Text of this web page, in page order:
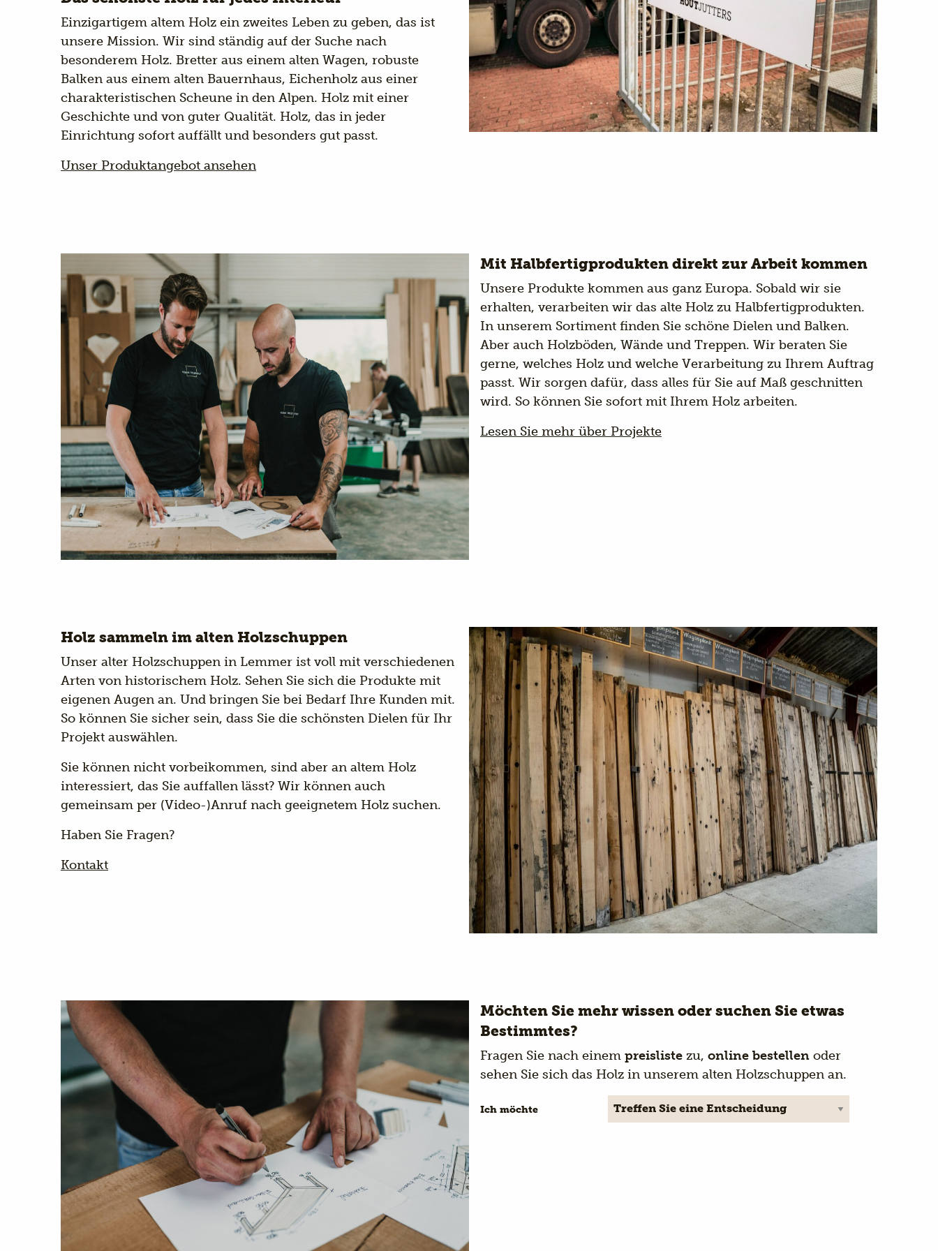
Einzigartigem altem Holz ein zweites Leben zu geben, das ist
unsere Mission. Wir sind ständig auf der Suche nach
besonderem Holz. Bretter aus einem alten Wagen, robuste
Balken aus einem alten Bauernhaus, Eichenholz aus einer
charakteristischen Scheune in den Alpen. Holz mit einer
Geschichte und von guter Qualität. Holz, das in jeder
Einrichtung sofort auffällt und besonders gut passt.
Unser Produktangebot ansehen
Mit Halbfertigprodukten direkt zur Arbeit kommen
Unsere Produkte kommen aus ganz Europa. Sobald wir sie
erhalten, verarbeiten wir das alte Holz zu Halbfertigprodukten.
In unserem Sortiment finden Sie schöne Dielen und Balken.
Aber auch Holzböden, Wände und Treppen. Wir beraten Sie
gerne, welches Holz und welche Verarbeitung zu Ihrem Auftrag
passt. Wir sorgen dafür, dass alles für Sie auf Maß geschnitten
wird. So können Sie sofort mit Ihrem Holz arbeiten.
Lesen Sie mehr über Projekte
Holz sammeln im alten Holzschuppen
Unser alter Holzschuppen in Lemmer ist voll mit verschiedenen
Arten von historischem Holz. Sehen Sie sich die Produkte mit
eigenen Augen an. Und bringen Sie bei Bedarf Ihre Kunden mit.
So können Sie sicher sein, dass Sie die schönsten Dielen für Ihr
Projekt auswählen.
Sie können nicht vorbeikommen, sind aber an altem Holz
interessiert, das Sie auffallen lässt? Wir können auch
gemeinsam per (Video-)Anruf nach geeignetem Holz suchen.
Haben Sie Fragen?
Kontakt
Möchten Sie mehr wissen oder suchen Sie etwas
Bestimmtes?
Fragen Sie nach einem preisliste zu, online bestellen oder
sehen Sie sich das Holz in unserem alten Holzschuppen an.
Ich möchte